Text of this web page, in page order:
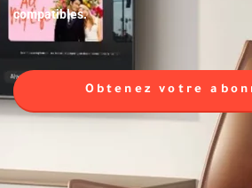
compatibles.
Obtenez votre